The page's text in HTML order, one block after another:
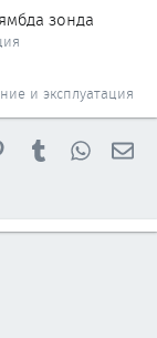
зонда
и эксплуатация
PinterestTumblr